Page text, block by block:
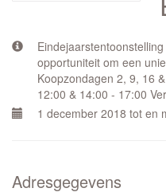
opportuniteit om een
Koopzondagen 2, 9, 16
12:00 & 14:00 - 17:00
1 december 2018 tot en
Adresgegevens